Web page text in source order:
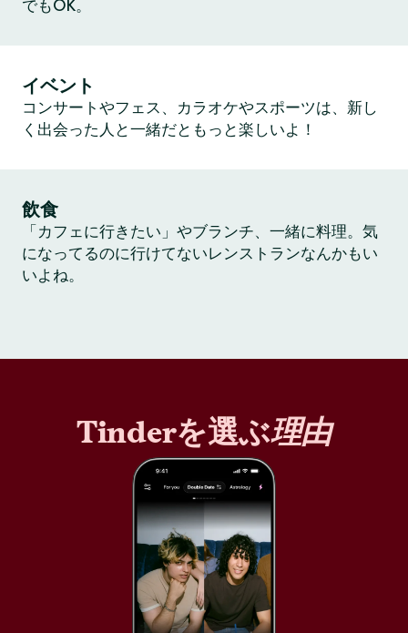
でもOK。
イベント
コンサートやフェス、カラオケやスポーツは、新し
く出会った人と一緒だともっと楽しいよ！
飲食
「カフェに行きたい」やブランチ、一緒に料理。気
になってるのに行けてないレンストランなんかもい
いよね。
Tinderを選ぶ理由